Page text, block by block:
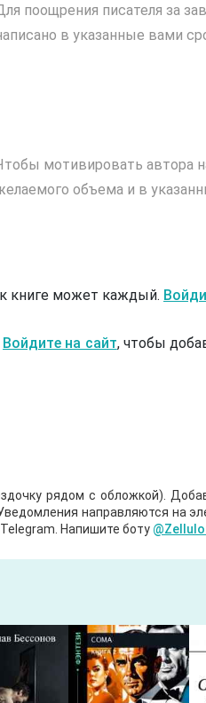
поощрения писателя за
в указанные вами
мотивировать автора
объема и в
книге может каждый.
Войдите на сайт, чтобы
рядом с обложкой).
направляются на
Напишите боту